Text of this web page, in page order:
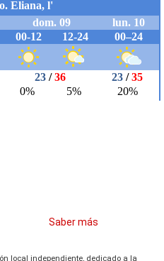
Saber más
local independiente, dedicado a la